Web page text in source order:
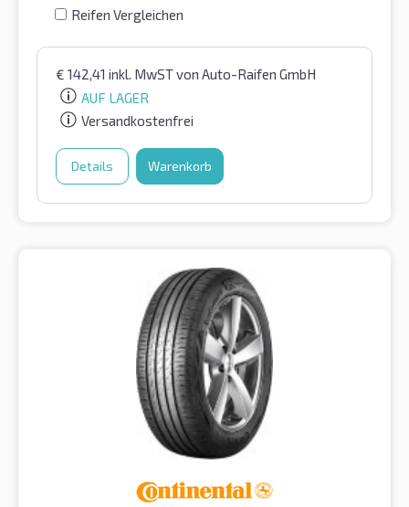
Reifen Vergleichen
€ 142,41 inkl. MwSTvon Auto-Raifen GmbH
AUF LAGER
Versandkostenfrei
Details Warenkorb